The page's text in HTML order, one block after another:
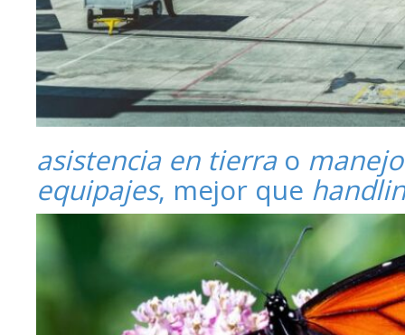
asistencia en tierrao
equipajes, mejor que